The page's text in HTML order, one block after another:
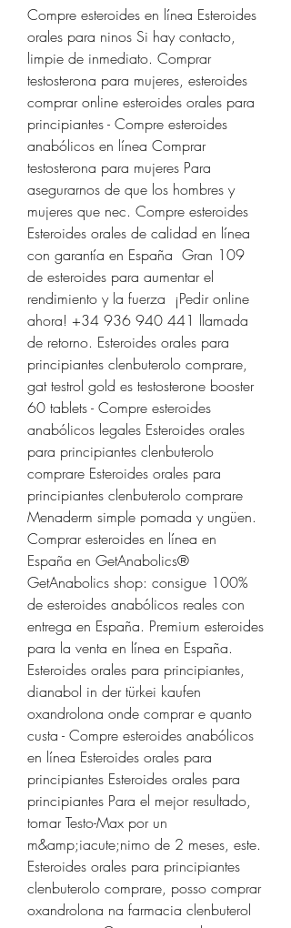
Compre esteroides en línea Esteroides
orales para ninos Si hay contacto,
limpie de inmediato. Comprar
testosterona para mujeres, esteroides
comprar online esteroides orales para
principiantes - Compre esteroides
anabólicos en línea Comprar
testosterona para mujeres Para
asegurarnos de que los hombres y
mujeres que nec. Compre esteroides
Esteroides orales de calidad en línea
con garantía en España  Gran 109
de esteroides para aumentar el
rendimiento y la fuerza ️ ¡Pedir online
ahora! +34 936 940 441 llamada
de retorno. Esteroides orales para
principiantes clenbuterolo comprare,
gat testrol gold es testosterone booster
60 tablets - Compre esteroides
anabólicos legales Esteroides orales
para principiantes clenbuterolo
comprare Esteroides orales para
principiantes clenbuterolo comprare
Menaderm simple pomada y ungüen.
Comprar esteroides en línea en
España en GetAnabolics®
GetAnabolics shop: consigue 100%
de esteroides anabólicos reales con
entrega en España. Premium esteroides
para la venta en línea en España.
Esteroides orales para principiantes,
dianabol in der türkei kaufen
oxandrolona onde comprar e quanto
custa - Compre esteroides anabólicos
en línea Esteroides orales para
principiantes Esteroides orales para
principiantes Para el mejor resultado,
tomar Testo-Max por un
m&amp;iacute;nimo de 2 meses, este.
Esteroides orales para principiantes
clenbuterolo comprare, posso comprar
oxandrolona na farmacia clenbuterol